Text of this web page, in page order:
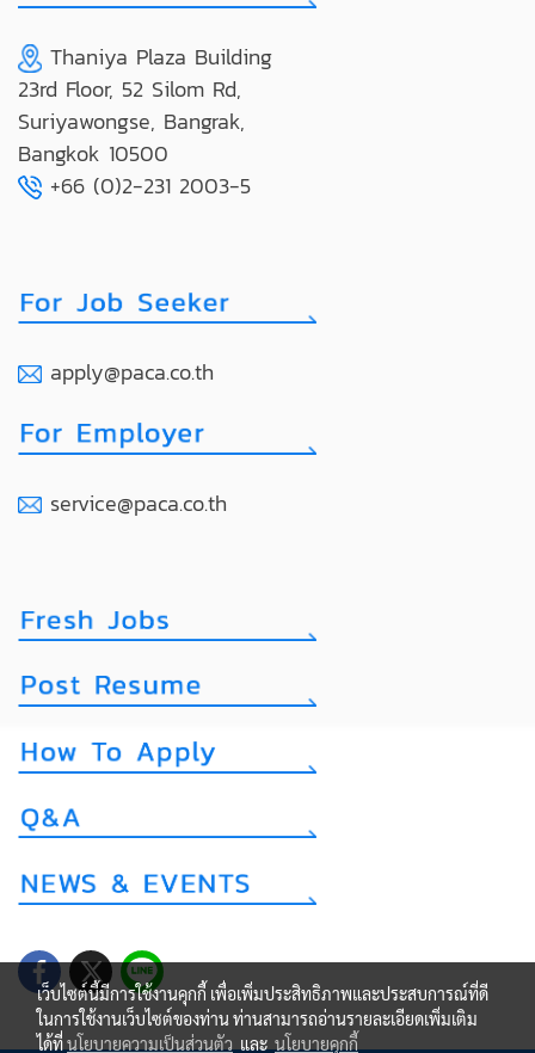
Thaniya Plaza Building
23rd Floor, 52 Silom Rd,
Suriyawongse, Bangrak,
Bangkok 10500
+66 (0)2-231 2003-5
apply@paca.co.th
service@paca.co.th
เว็บไซต์นี้มีการใช้งานคุกกี้ เพื่อเพิ่มประสิทธิภาพและประสบการณ์ที่ดี
ในการใช้งานเว็บไซต์ของท่าน ท่านสามารถอ่านรายละเอียดเพิ่มเติม
ได้ที่นโยบายความเป็นส่วนตัว และ นโยบายคุกกี้